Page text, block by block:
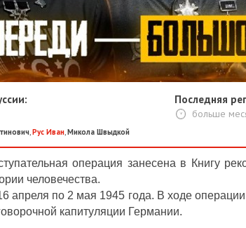
Последняя
больше
,Рус Иван,Микола Швыдкой
операция занесена в Книгу
человечества.
апреля по 2 мая 1945 года. В ходе
капитуляции Германии.